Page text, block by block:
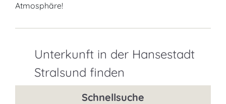
Atmosphäre!
Unterkunft in der Hansestadt
Stralsund finden
Schnellsuche